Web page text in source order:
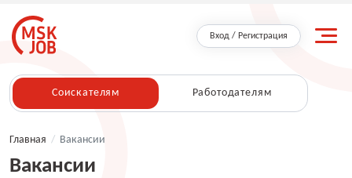
Вход / Регистрация
Соискателям Работодателям
Главная / Вакансии
Вакансии